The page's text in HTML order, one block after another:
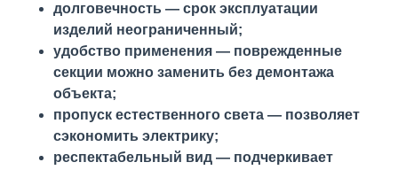
долговечность — срок эксплуатации
изделий неограниченный;
удобство применения — поврежденные
секции можно заменить без демонтажа
объекта;
пропуск естественного света — позволяет
сэкономить электрику;
респектабельный вид — подчеркивает